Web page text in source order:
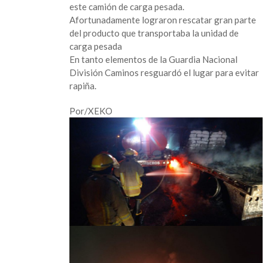
este camión de carga pesada.
Afortunadamente lograron rescatar gran parte
del producto que transportaba la unidad de
carga pesada
En tanto elementos de la Guardia Nacional
División Caminos resguardó el lugar para evitar
rapiña.
Por/XEKO